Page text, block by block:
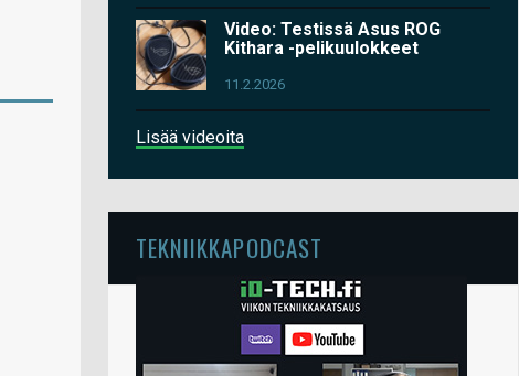
Video: Testissä Asus ROG
Kithara -pelikuulokkeet
11.2.2026
Lisää videoita
TEKNIIKKAPODCAST